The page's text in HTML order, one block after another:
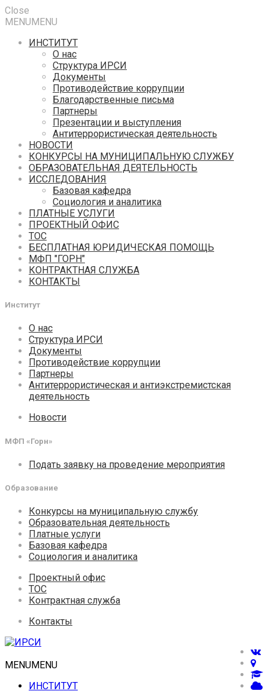
Close
MENUMENU
ИНСТИТУТ
О нас
Структура ИРСИ
Документы
Противодействие коррупции
Благодарственные письма
Партнеры
Презентации и выступления
Антитеррористическая деятельность
НОВОСТИ
КОНКУРСЫ НА МУНИЦИПАЛЬНУЮ СЛУЖБУ
ОБРАЗОВАТЕЛЬНАЯ ДЕЯТЕЛЬНОСТЬ
ИССЛЕДОВАНИЯ
Базовая кафедра
Социология и аналитика
ПЛАТНЫЕ УСЛУГИ
ПРОЕКТНЫЙ ОФИС
ТОС
БЕСПЛАТНАЯ ЮРИДИЧЕСКАЯ ПОМОЩЬ
МФП "ГОРН"
КОНТРАКТНАЯ СЛУЖБА
КОНТАКТЫ
Институт
О нас
Структура ИРСИ
Документы
Противодействие коррупции
Партнеры
Антитеррористическая и антиэкстремистская
деятельность
Новости
МФП «Горн»
Подать заявку на проведение мероприятия
Образование
Конкурсы на муниципальную службу
Образовательная деятельность
Платные услуги
Базовая кафедра
Социология и аналитика
Проектный офис
ТОС
Контрактная служба
Контакты
MENUMENU
ИНСТИТУТ